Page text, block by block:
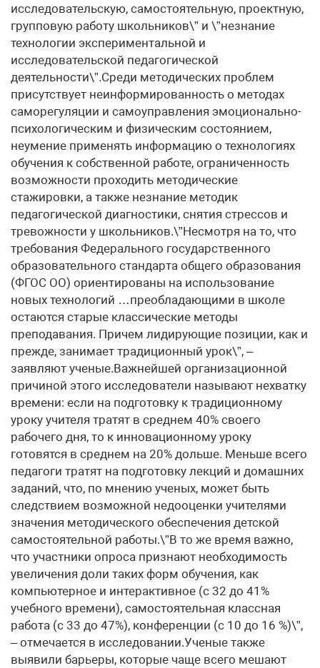
исследовательскую, самостоятельную, проектную,
групповую работу школьников\” и \”незнание
технологии экспериментальной и
исследовательской педагогической
деятельности\”.Среди методических проблем
присутствует неинформированность о методах
саморегуляции и самоуправления эмоционально-
психологическим и физическим состоянием,
неумение применять информацию о технологиях
обучения к собственной работе, ограниченность
возможности проходить методические
стажировки, а также незнание методик
педагогической диагностики, снятия стрессов и
тревожности у школьников.\”Несмотря на то, что
требования Федерального государственного
образовательного стандарта общего образования
(ФГОС ОО) ориентированы на использование
новых технологий …преобладающими в школе
остаются старые классические методы
преподавания. Причем лидирующие позиции, как и
прежде, занимает традиционный урок\”, –
заявляют ученые.Важнейшей организационной
причиной этого исследователи называют нехватку
времени: если на подготовку к традиционному
уроку учителя тратят в среднем 40% своего
рабочего дня, то к инновационному уроку
готовятся в среднем на 20% дольше. Меньше всего
педагоги тратят на подготовку лекций и домашних
заданий, что, по мнению ученых, может быть
следствием возможной недооценки учителями
значения методического обеспечения детской
самостоятельной работы.\”В то же время важно,
что участники опроса признают необходимость
увеличения доли таких форм обучения, как
компьютерное и интерактивное (с 32 до 41%
учебного времени), самостоятельная классная
работа (с 33 до 47%), конференции (с 10 до 16 %)\”,
– отмечается в исследовании.Ученые также
выявили барьеры, которые чаще всего мешают